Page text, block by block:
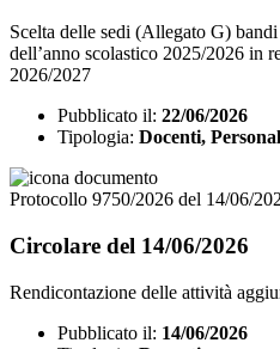
Scelta delle sedi (Allegato G)
dell’anno scolastico 2025/2026 in
2026/2027
Pubblicato il: 22/06/2026
Tipologia: Docenti,
Protocollo 9750/2026 del 14/06/
Circolare del 14/06/2026
Rendicontazione delle attività
Pubblicato il: 14/06/2026